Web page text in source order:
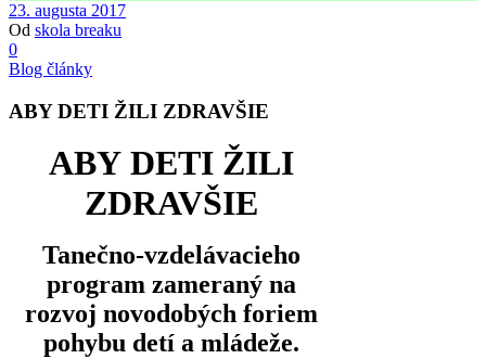
23. augusta 2017
Od skola breaku
0
Blog články
ABY DETI ŽILI ZDRAVŠIE
ABY DETI ŽILI
ZDRAVŠIE
Tanečno-vzdelávacieho
program zameraný na
rozvoj novodobých foriem
pohybu detí a mládeže.